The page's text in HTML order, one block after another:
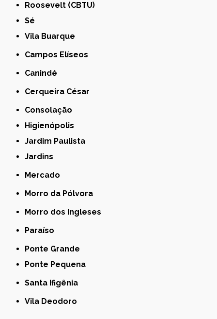
Roosevelt (CBTU)
Sé
Vila Buarque
Campos Elíseos
Canindé
Cerqueira César
Consolação
Higienópolis
Jardim Paulista
Jardins
Mercado
Morro da Pólvora
Morro dos Ingleses
Paraíso
Ponte Grande
Ponte Pequena
Santa Ifigênia
Vila Deodoro